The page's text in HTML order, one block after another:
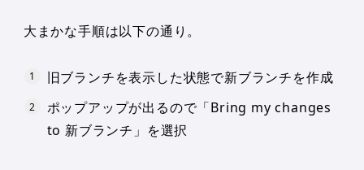
大まかな手順は以下の通り。
旧ブランチを表示した状態で新ブランチを作成
ポップアップが出るので「Bring my changes
to 新ブランチ」を選択